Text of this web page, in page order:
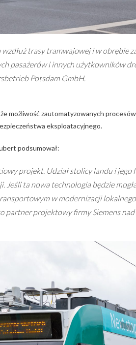
trasy tramwajowej i w obrębie
pasażerów i innych użytkowników
Potsdam GmbH.
możliwość zautomatyzowanych
eksploatacyjnego.
podsumował:
projekt. Udział stolicy landu i
Jeśli ta nowa technologia będzie
w modernizacji
partner projektowy firmy Siemens